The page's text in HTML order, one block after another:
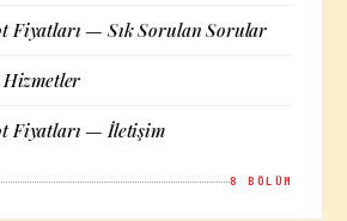
Fiyatları — Sık Sorulan Sorular
Fiyatları — İletişim
8 BÖLÜM